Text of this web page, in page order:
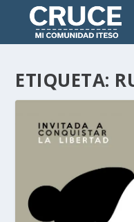
ETIQUETA: